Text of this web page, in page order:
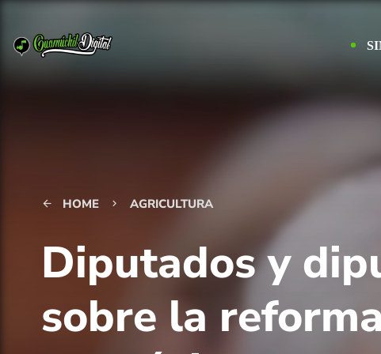
arrow_back HOME keyboard_arrow_right AGRICULTURA
Diputados y
sobre la